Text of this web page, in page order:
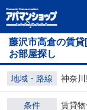
藤沢市高倉の賃
お部屋探し
地域・路線 神奈
条件 賃貸